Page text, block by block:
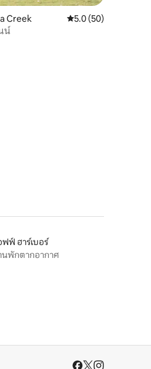
วCreek คะแนนเฉลี่ย 5.0 จาก
5.0 (50)
น์
ฟฟ์ ฮาร์เบอร์
นพักตากอากาศ